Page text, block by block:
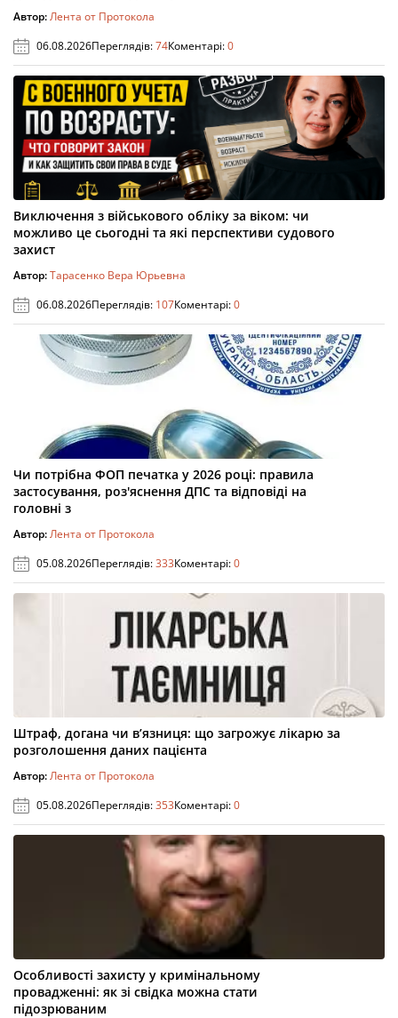
Автор:Лента от Протокола
06.08.2026Переглядів:74Коментарі:0
Виключення з військового обліку за віком: чи
можливо це сьогодні та які перспективи судового
захист
Автор:Тарасенко Вера Юрьевна
06.08.2026Переглядів: 107Коментарі:0
Чи потрібна ФОП печатка у 2026 році: правила
застосування, роз'яснення ДПС та відповіді на
головні з
Автор:Лента от Протокола
05.08.2026Переглядів:333Коментарі:0
Штраф, догана чи в’язниця: що загрожує лікарю за
розголошення даних пацієнта
Автор:Лента от Протокола
05.08.2026Переглядів:353Коментарі:0
Особливості захисту у кримінальному
провадженні: як зі свідка можна стати
підозрюваним